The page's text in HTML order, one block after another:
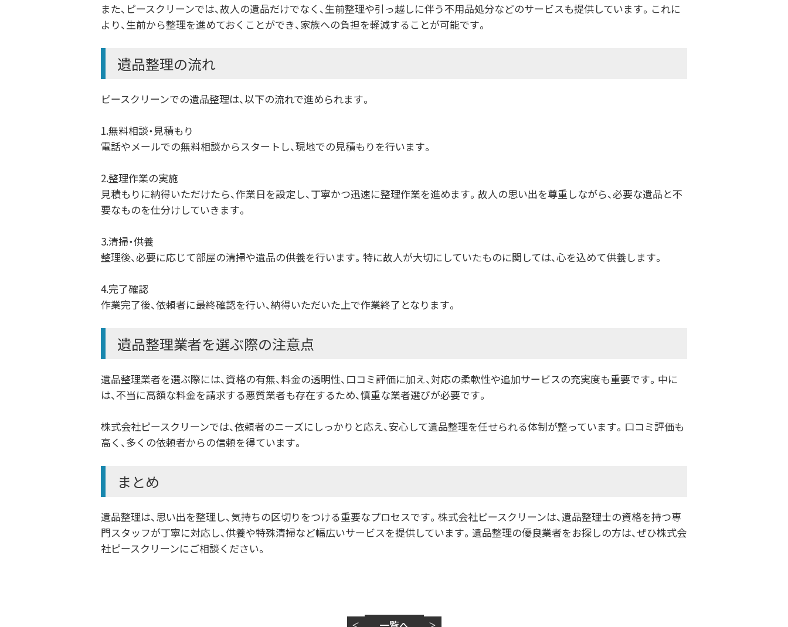
また、ピースクリーンでは、故人の遺品だけでなく、生前整理や引っ越しに伴う不用品処分などのサービスも提供しています。これに
より、生前から整理を進めておくことができ、家族への負担を軽減することが可能です。
遺品整理の流れ
ピースクリーンでの遺品整理は、以下の流れで進められます。
1.無料相談・見積もり
電話やメールでの無料相談からスタートし、現地での見積もりを行います。
2.整理作業の実施
見積もりに納得いただけたら、作業日を設定し、丁寧かつ迅速に整理作業を進めます。故人の思い出を尊重しながら、必要な遺品と不
要なものを仕分けしていきます。
3.清掃・供養
整理後、必要に応じて部屋の清掃や遺品の供養を行います。特に故人が大切にしていたものに関しては、心を込めて供養します。
4.完了確認
作業完了後、依頼者に最終確認を行い、納得いただいた上で作業終了となります。
遺品整理業者を選ぶ際の注意点
遺品整理業者を選ぶ際には、資格の有無、料金の透明性、口コミ評価に加え、対応の柔軟性や追加サービスの充実度も重要です。中に
は、不当に高額な料金を請求する悪質業者も存在するため、慎重な業者選びが必要です。
株式会社ピースクリーンでは、依頼者のニーズにしっかりと応え、安心して遺品整理を任せられる体制が整っています。口コミ評価も
高く、多くの依頼者からの信頼を得ています。
まとめ
遺品整理は、思い出を整理し、気持ちの区切りをつける重要なプロセスです。株式会社ピースクリーンは、遺品整理士の資格を持つ専
門スタッフが丁寧に対応し、供養や特殊清掃など幅広いサービスを提供しています。遺品整理の優良業者をお探しの方は、ぜひ株式会
社ピースクリーンにご相談ください。
＜ ＞